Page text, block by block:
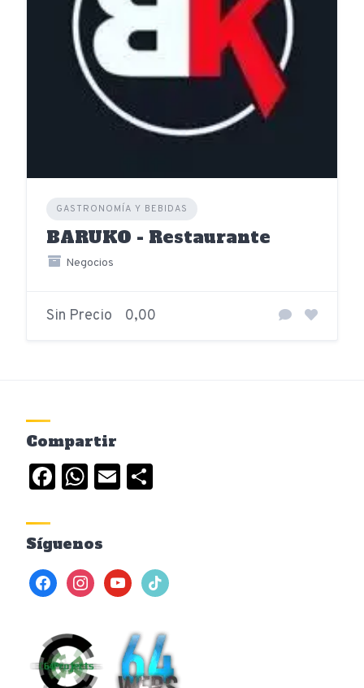
GASTRONOMÍA Y BEBIDAS
BARUKO - Restaurante
Negocios
Sin Precio 0,00
Compartir
Facebook
WhatsApp
Email
Síguenos
facebookinstagramyoutubetiktok